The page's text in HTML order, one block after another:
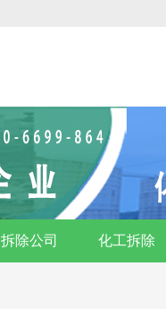
拆除公司 化工拆除